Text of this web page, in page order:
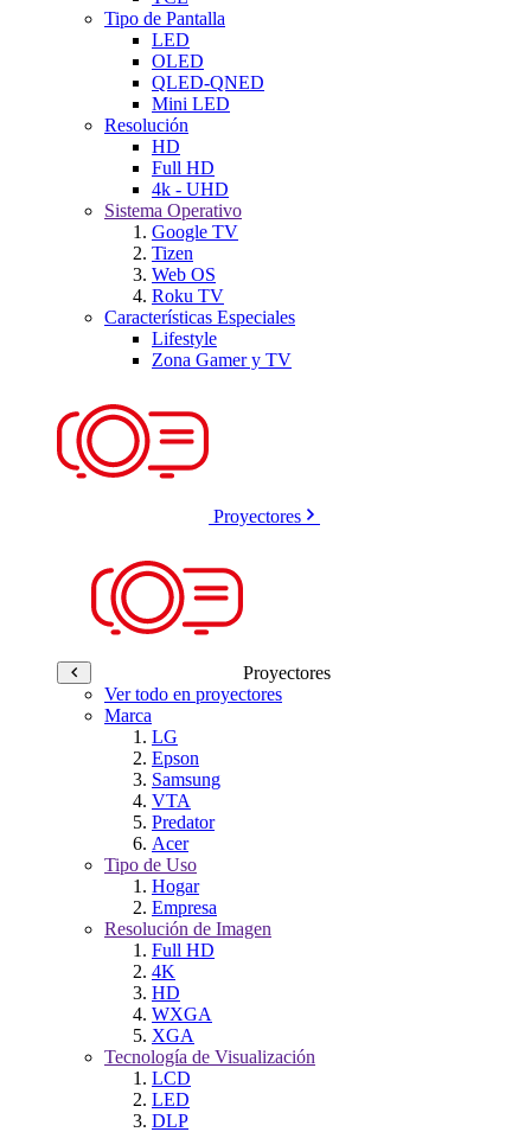
Tipo de Pantalla
LED
OLED
QLED-QNED
Mini LED
Resolución
HD
Full HD
4k - UHD
Sistema Operativo
Google TV
Tizen
Web OS
Roku TV
Características Especiales
Lifestyle
Zona Gamer y TV
Proyectores
Proyectores
Ver todo en proyectores
Marca
LG
Epson
Samsung
VTA
Predator
Acer
Tipo de Uso
Hogar
Empresa
Resolución de Imagen
Full HD
4K
HD
WXGA
XGA
Tecnología de Visualización
LCD
LED
DLP